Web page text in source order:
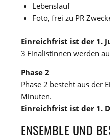
Lebenslauf
Foto, frei zu PR
Einreichfrist ist der 1.
3 FinalistInnen werden
Phase 2
Phase 2 besteht aus der
Minuten.
Einreichfrist ist der 1.
ENSEMBLE UND